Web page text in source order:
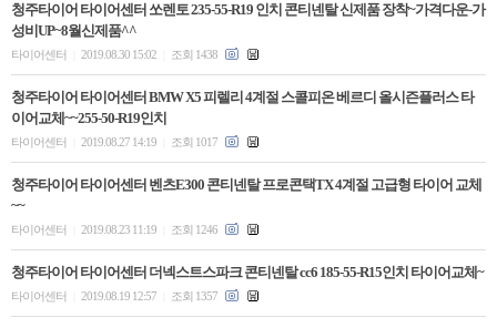
청주타이어 타이어센터 쏘렌토 235-55-R19 인치 콘티넨탈 신제품 장착~가격다운-가
성비UP~8월신제품^^
타이어센터 2019.08.30 15:02 조회 1438
청주타이어 타이어센터 BMW X5 피렐리 4계절 스콜피온 베르디 올시즌플러스 타
이어교체~~255-50-R19인치
타이어센터 2019.08.27 14:19 조회 1017
청주타이어 타이어센터 벤츠E300 콘티넨탈 프로콘택TX 4계절 고급형 타이어 교체
~~
타이어센터 2019.08.23 11:19 조회 1246
청주타이어 타이어센터 더넥스트스파크 콘티넨탈 cc6 185-55-R15인치 타이어교체~
타이어센터 2019.08.19 12:57 조회 1357